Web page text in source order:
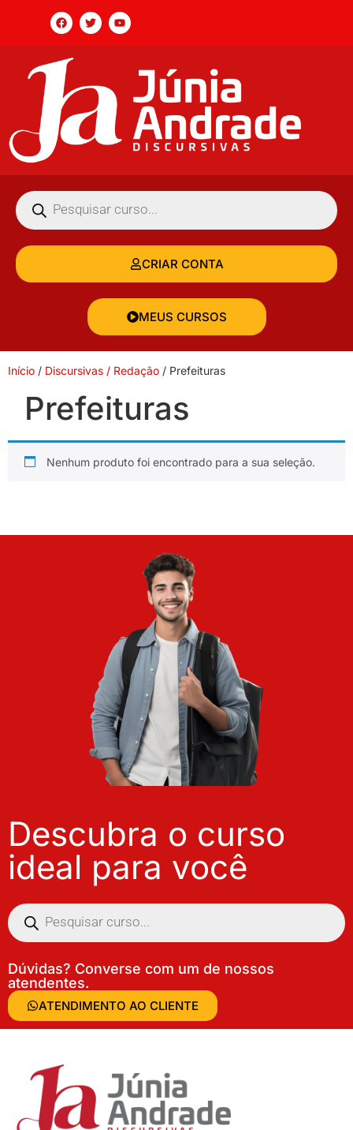
CRIAR CONTA
MEUS CURSOS
Início / Discursivas / Redação / Prefeituras
Prefeituras
Nenhum produto foi encontrado para a sua seleção.
Descubra o curso
ideal para você
Dúvidas? Converse com um de nossos
atendentes.
ATENDIMENTO AO CLIENTE